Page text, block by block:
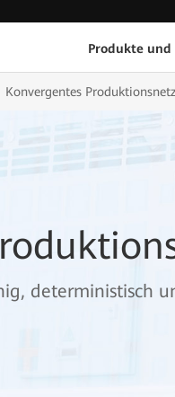
Produkte und
Konvergentes
deterministisch